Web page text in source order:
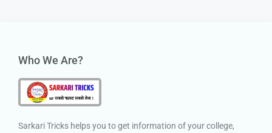
Who We Are?
Sarkari Tricks helps you to get information of your college,